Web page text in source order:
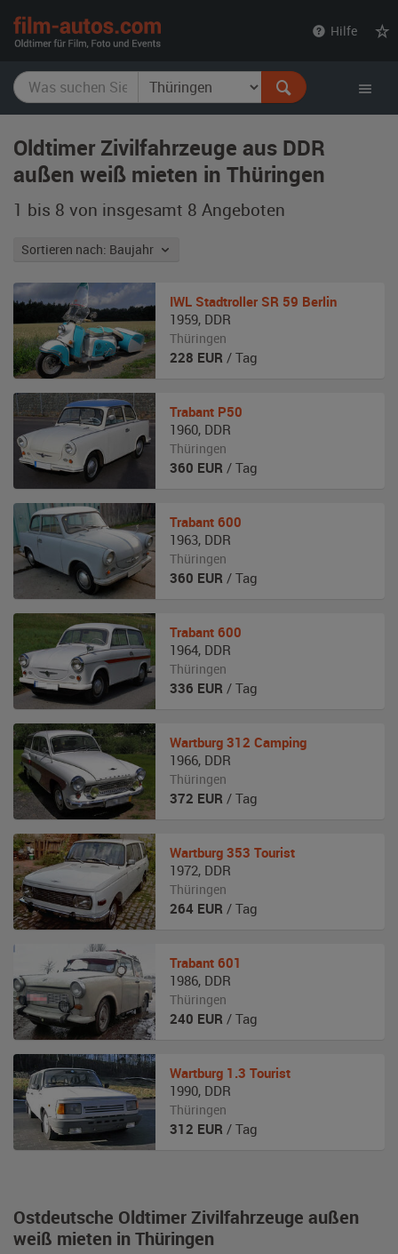
Hilfe
Oldtimer Zivilfahrzeuge aus DDR
außen weiß mieten in Thüringen
1 bis 8 von insgesamt 8 Angeboten
Sortieren nach: Baujahr
Ostdeutsche Oldtimer Zivilfahrzeuge außen
weiß mieten in Thüringen
IWL Stadtroller SR 59 Berlin
1959, DDR
Thüringen
228 EUR / Tag
Trabant P50
1960, DDR
Thüringen
360 EUR / Tag
Trabant 600
1963, DDR
Thüringen
360 EUR / Tag
Trabant 600
1964, DDR
Thüringen
336 EUR / Tag
Wartburg 312 Camping
1966, DDR
Thüringen
372 EUR / Tag
Wartburg 353 Tourist
1972, DDR
Thüringen
264 EUR / Tag
Trabant 601
1986, DDR
Thüringen
240 EUR / Tag
Wartburg 1.3 Tourist
1990, DDR
Thüringen
312 EUR / Tag